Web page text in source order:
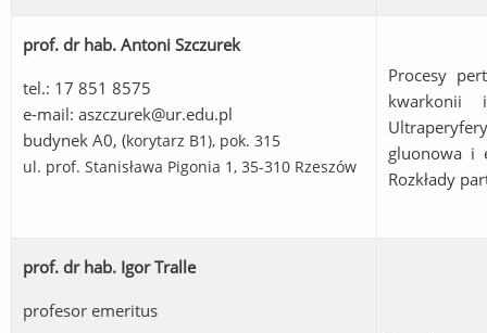
prof. dr hab. Antoni Szczurek
tel.: 17 851 8575
e-mail: aszczurek@ur.edu.pl
budynek A0, (korytarz B1), pok. 315
ul. prof. Stanisława Pigonia 1, 35-310 Rzeszów
Procesy
kwarkonii
gluonowa i
Rozkłady
prof. dr hab. Igor Tralle
profesor emeritus